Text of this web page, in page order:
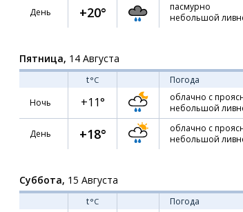
День +20°
пасмурно
небольшой
Пятница, 14 Августа
t°C Погода
Ночь
+11°
облачно с
небольшой
День +18°
облачно с
небольшой
Суббота, 15 Августа
t°C Погода